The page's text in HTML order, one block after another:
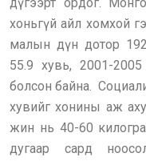
хоньгүй айл хомхой
малын дүн дотор
55.9 хувь, 2001-
болсон байна.
хувийг хонины аж
жин нь 40-60
дугаар сард